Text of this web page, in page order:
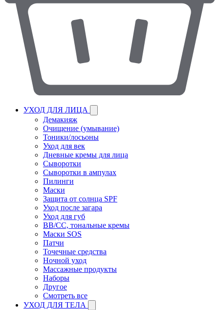
УХОД ДЛЯ ЛИЦА
Демакияж
Очищение (умывание)
Тоники/лосьоны
Уход для век
Дневные кремы для лица
Сыворотки
Сыворотки в ампулах
Пилинги
Маски
Защита от солнца SPF
Уход после загара
Уход для губ
BB/CC, тональные кремы
Маски SOS
Патчи
Точечные средства
Ночной уход
Массажные продукты
Наборы
Другое
Смотреть все
УХОД ДЛЯ ТЕЛА